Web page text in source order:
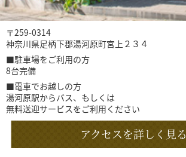
〒259-0314
神奈川県足柄下郡湯河原町宮上２３４
■駐車場をご利用の方
8台完備
■電車でお越しの方
湯河原駅からバス、もしくは
無料送迎サービスをご利用ください
アクセスを詳しく見る